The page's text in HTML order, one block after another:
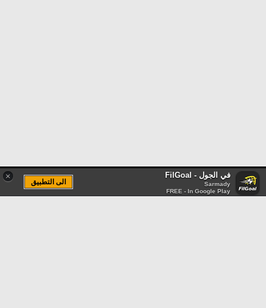
× في الجول - FilGoal
Sarmady
FREE - In Google Play
الى التطبيق